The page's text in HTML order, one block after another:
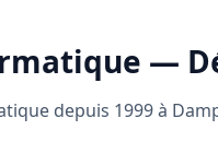
—
depuis 1999 à